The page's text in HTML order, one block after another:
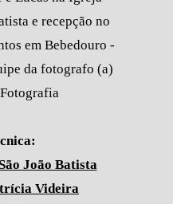
e recepção no
em Bebedouro -
da fotografo (a)
João Batista
Videira